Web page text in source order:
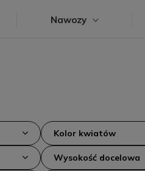
Nawozy
Kolor kwiatów
Wysokość docelowa